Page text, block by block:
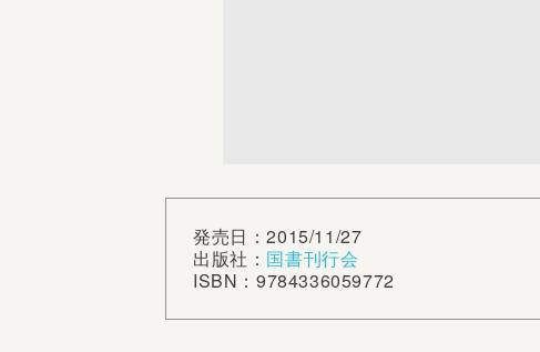
発売日：2015/11/27
出版社： 国書刊行会
ISBN：9784336059772